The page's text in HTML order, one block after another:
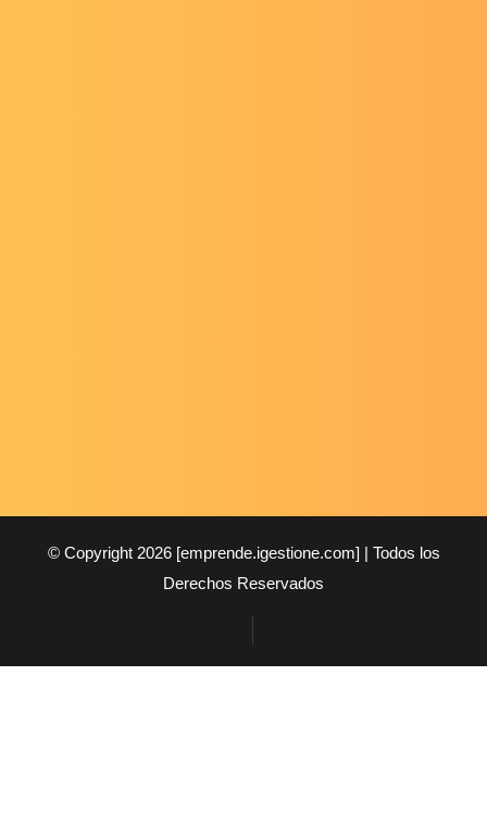
© Copyright 2026 [emprende.igestione.com] | Todos los
Derechos Reservados